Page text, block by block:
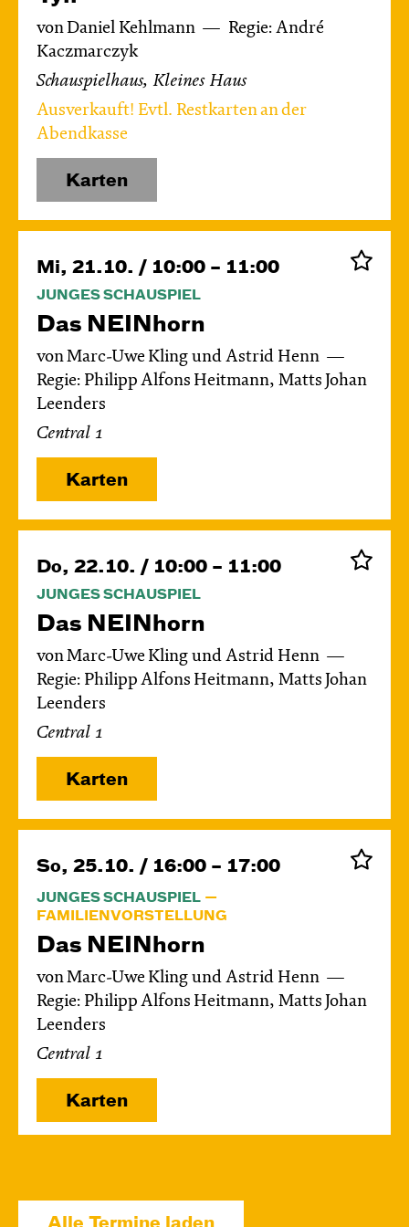
von Daniel Kehlmann
Regie: André
Kaczmarczyk
Schauspielhaus, Kleines Haus
Ausverkauft! Evtl. Restkarten an der
Abendkasse
Karten
Mi, 21.10. / 10:00 – 11:00
JUNGES SCHAUSPIEL
Das NEIN­horn
von Marc-Uwe Kling und Astrid Henn
Regie: Philipp Alfons Heitmann, Matts Johan
Leenders
Central 1
Karten
Do, 22.10. / 10:00 – 11:00
JUNGES SCHAUSPIEL
Das NEIN­horn
von Marc-Uwe Kling und Astrid Henn
Regie: Philipp Alfons Heitmann, Matts Johan
Leenders
Central 1
Karten
So, 25.10. / 16:00 – 17:00
JUNGES SCHAUSPIEL
FAMILIENVORSTELLUNG
Das NEIN­horn
von Marc-Uwe Kling und Astrid Henn
Regie: Philipp Alfons Heitmann, Matts Johan
Leenders
Central 1
Karten
JUNGES SCHAUSPIEL